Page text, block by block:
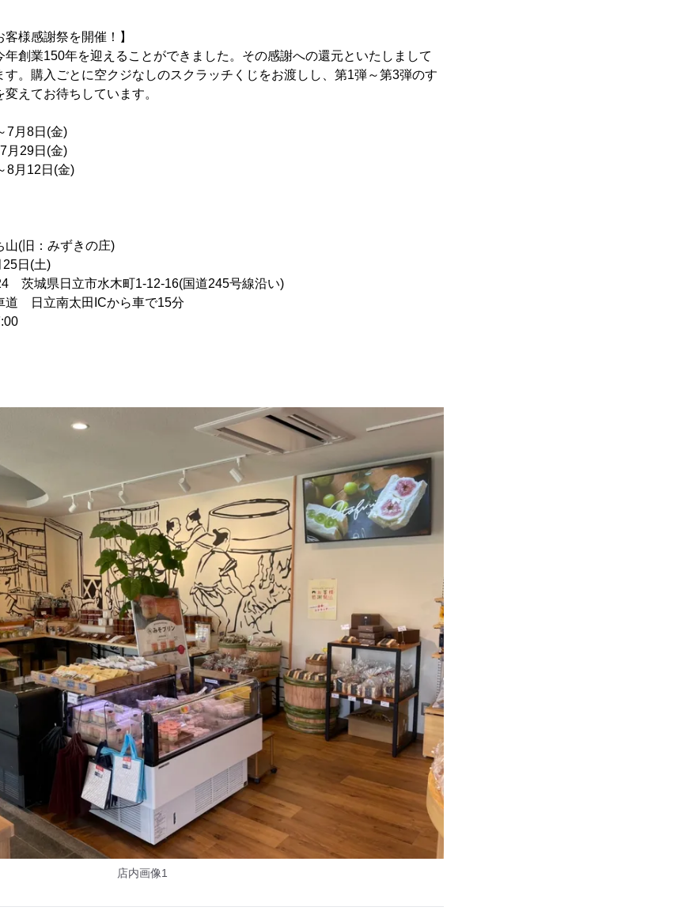
様感謝祭を開催！】
創業150年を迎えることができました。その感謝への還元といたしまして
。購入ごとに空クジなしのスクラッチくじをお渡しし、第1弾～第3弾のす
えてお待ちしています。
7月8日(金)
月29日(金)
8月12日(金)
：みずきの庄)
25日(土)
県日立市水木町1-12-16(国道245号線沿い)
日立南太田ICから車で15分
店内画像1